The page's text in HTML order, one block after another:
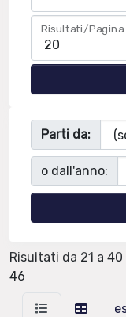
Risultati/Pagina
Parti da:
o dall'anno:
Risultati da 21 a 40
46